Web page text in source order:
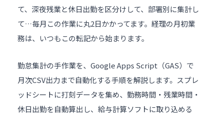
て、深夜残業と休日出勤を区分けして、部署別に集計し
て…毎月この作業に丸2日かかってます。経理の月初業
務は、いつもこの転記から始まります。
勤怠集計の手作業を、Google Apps Script（GAS）で
月次CSV出力まで自動化する手順を解説します。スプレ
ッドシートに打刻データを集め、勤務時間・残業時間・
休日出勤を自動算出し、 給与計算ソフトに取り込める